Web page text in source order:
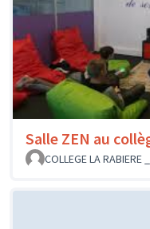
Salle ZEN au
COLLEGE LA RABIERE